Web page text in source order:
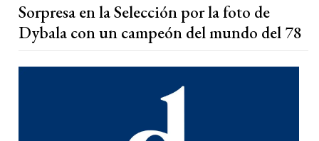
Sorpresa en la Selección por la foto de
Dybala con un campeón del mundo del 78